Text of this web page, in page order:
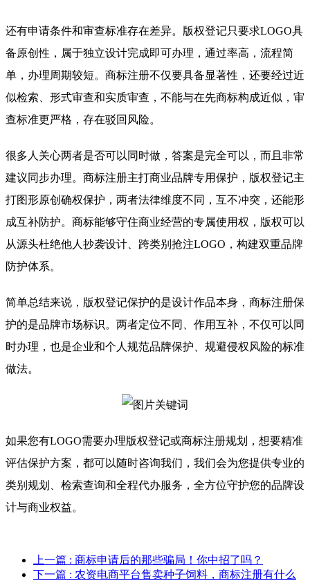
还有申请条件和审查标准存在差异。版权登记只要求LOGO具
备原创性，属于独立设计完成即可办理，通过率高，流程简
单，办理周期较短。商标注册不仅要具备显著性，还要经过近
似检索、形式审查和实质审查，不能与在先商标构成近似，审
查标准更严格，存在驳回风险。
很多人关心两者是否可以同时做，答案是完全可以，而且非常
建议同步办理。商标注册主打商业品牌专用保护，版权登记主
打图形原创确权保护，两者法律维度不同，互不冲突，还能形
成互补防护。商标能够守住商业经营的专属使用权，版权可以
从源头杜绝他人抄袭设计、跨类别抢注LOGO，构建双重品牌
防护体系。
简单总结来说，版权登记保护的是设计作品本身，商标注册保
护的是品牌市场标识。两者定位不同、作用互补，不仅可以同
时办理，也是企业和个人规范品牌保护、规避侵权风险的标准
做法。
如果您有LOGO需要办理版权登记或商标注册规划，想要精准
评估保护方案，都可以随时咨询我们，我们会为您提供专业的
类别规划、检索查询和全程代办服务，全方位守护您的品牌设
计与商业权益。
上一篇 : 商标申请后的那些骗局！你中招了吗？
下一篇 : 农资电商平台售卖种子饲料，商标注册有什么